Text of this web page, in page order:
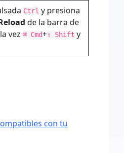
Ctrl y presiona
de la barra de
vez ⌘ Cmd+⇧ Shift y
con tu